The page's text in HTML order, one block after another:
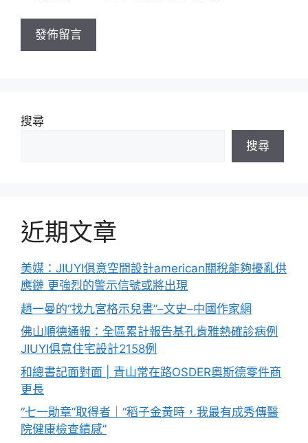
址
搜尋
搜尋
近期文章
美媒：JIUYI俱意空間設計american關稅能夠擾亂供
應鏈 更強烈的警示信號或將出現
趙一曼的“找九宮格示兒書”–文史–中國作家網
佛山順德通報：全區累計報告基孔肯雅熱確診病例
JIUYI俱意住宅設計2158例
和總書記面對面 | 青山常在路OSDER奧斯德零件商
更長
“七一勛章”取得者｜“稻子金黃時，我最有成秀傳醫
院健康檢查績感”